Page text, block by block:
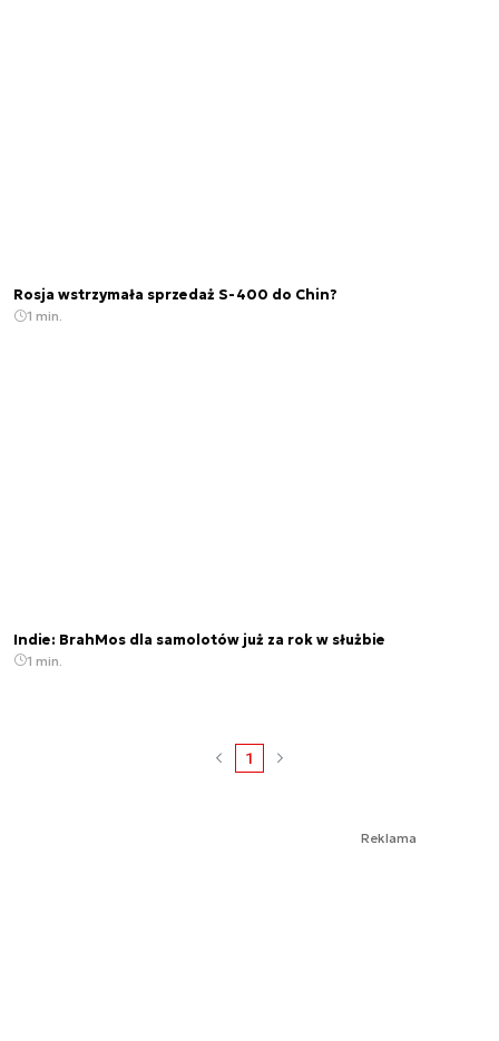
Rosja wstrzymała sprzedaż S-400 do Chin?
1 min.
Indie: BrahMos dla samolotów już za rok w służbie
1 min.
1
Reklama